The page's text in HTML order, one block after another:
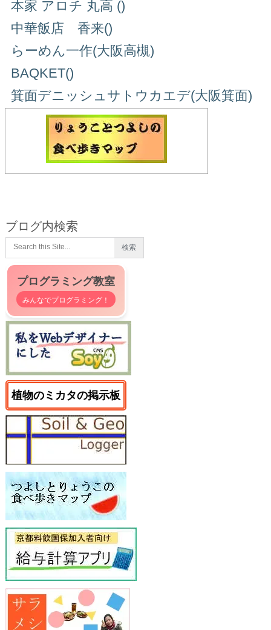
本家 アロチ 丸高 ()
中華飯店 香来()
らーめん一作(大阪高槻)
BAQKET()
箕面デニッシュサトウカエデ(大阪箕面)
ブログ内検索
プログラミング教室
みんなでプログラミング！
植物のミカタの掲示板